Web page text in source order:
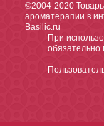
©2004-2020
ароматерапии в
Basilic.ru
При
обязательно